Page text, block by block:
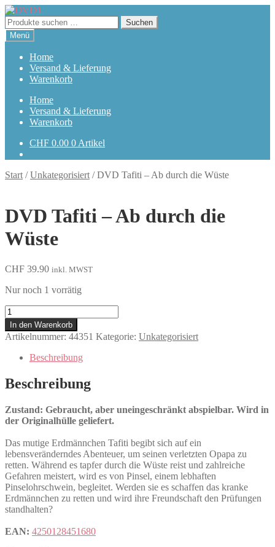
Zur
Navigation
springen
Zum
Inhalt
springen
Suchen
nach:
Suchen
Menü
Home
Versand & Lieferung
Warenkorb
Home
Versand & Lieferung
Warenkorb
CHF 0.00 0 Artikel
Start /Unkategorisiert /DVD Tafiti – Ab durch die Wüste
DVD Tafiti – Ab durch die
Wüste
CHF 39.90 inkl. MWST
Nur noch 1 vorrätig
Tafiti
-
Ab
durch
Menge
In den Warenkorb
Artikelnummer: 44351 Kategorie: Unkategorisiert
Beschreibung
Beschreibung
Zustand: Gebraucht, aber uneingeschränkt abspielbar. Wird in
der Originalhülle geliefert.
Das mutige Erdmännchen Tafiti begibt sich auf ein
lebensveränderndes Abenteuer, um seinen verletzten Opapa zu
retten. Während es tapfer durch die Wüste reist und zahlreiche
Gefahren meistert, wird es von Pinsel, einem lebhaften
Pinselohrschwein, begleitet. Werden sie es schaffen das kranke
Erdmännchen zu retten und wird ihre Freundschaft den Prüfungen
standhalten?
EAN: 4250128451680